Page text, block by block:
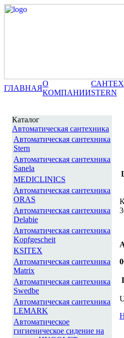
ГЛАВНАЯ
О
КОМПАНИИSTERN
Каталог
Автоматическая сантехника
Автоматическая сантехника
Stern
Автоматическая сантехника
Sanela
MEDICLINICS
Автоматическая сантехника
ORAS
Автоматическая сантехника
Delabie
Автоматическая сантехника
Kopfgescheit
KSITEX
Автоматическая сантехника
Matrix
Автоматическая сантехника
Swedbe
Автоматическая сантехника
LEMARK
Автоматическое
гигиеническое сидение на